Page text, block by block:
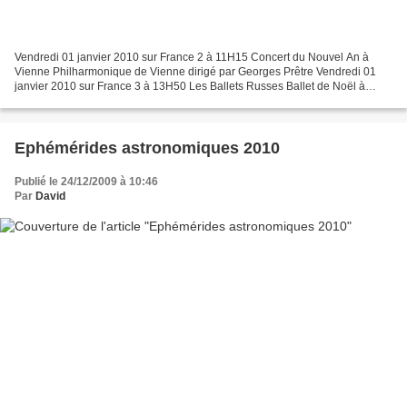
Vendredi 01 janvier 2010 sur France 2 à 11H15 Concert du Nouvel An à
Vienne Philharmonique de Vienne dirigé par Georges Prêtre Vendredi 01
janvier 2010 sur France 3 à 13H50 Les Ballets Russes Ballet de Noël à
Ephémérides astronomiques 2010
Publié le 24/12/2009 à 10:46
Par David